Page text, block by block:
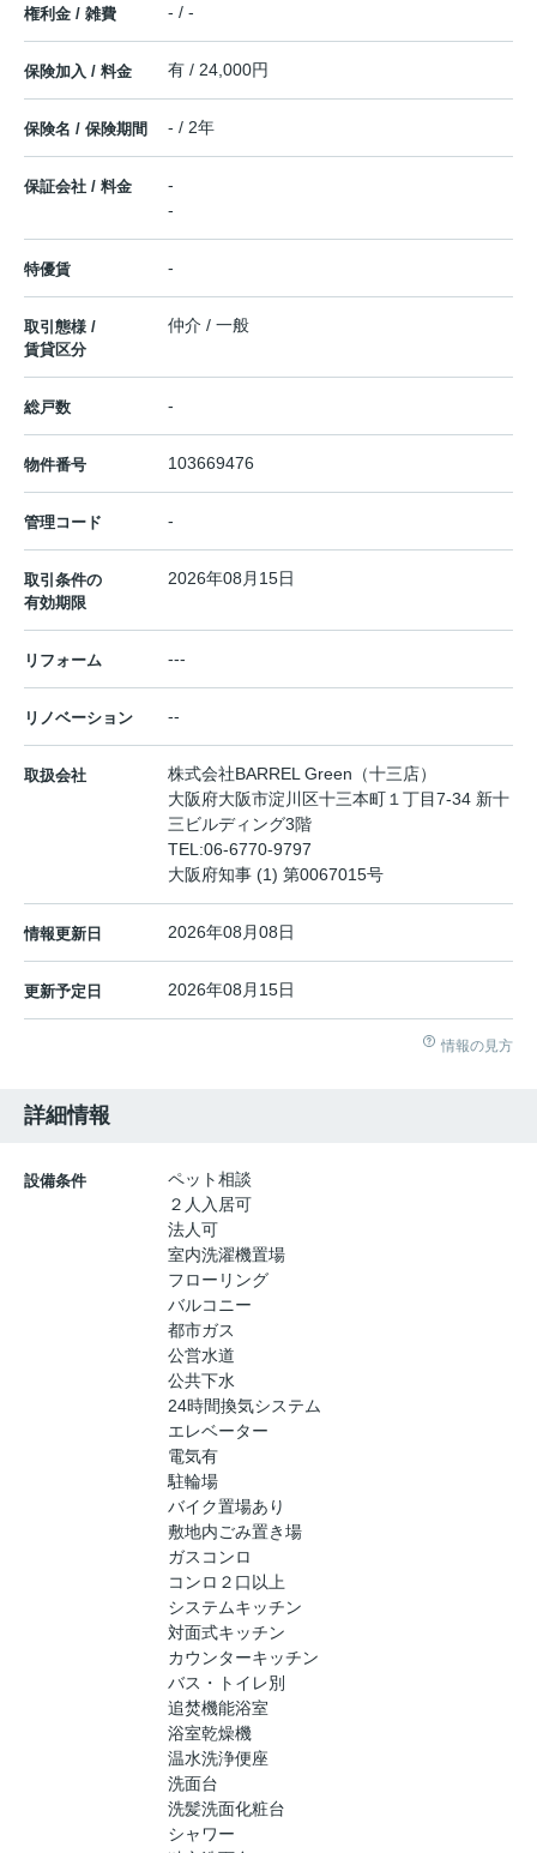
権利金 / 雑費 - / -
保険加入 / 料金 有 / 24,000円
保険名 / 保険期間 - / 2年
保証会社 / 料金
-
-
特優賃 -
取引態様 /
賃貸区分
仲介 / 一般
総戸数 -
物件番号 103669476
管理コード -
取引条件の
有効期限
2026年08月15日
リフォーム ---
リノベーション --
取扱会社
株式会社BARREL Green（十三店）
大阪府大阪市淀川区十三本町１丁目7-34 新十
三ビルディング3階
TEL:06-6770-9797
大阪府知事 (1) 第0067015号
情報更新日 2026年08月08日
更新予定日 2026年08月15日
情報の見方
詳細情報
設備条件
ペット相談
２人入居可
法人可
室内洗濯機置場
フローリング
バルコニー
都市ガス
公営水道
公共下水
24時間換気システム
エレベーター
電気有
駐輪場
バイク置場あり
敷地内ごみ置き場
ガスコンロ
コンロ２口以上
システムキッチン
対面式キッチン
カウンターキッチン
バス・トイレ別
追焚機能浴室
浴室乾燥機
温水洗浄便座
洗面台
洗髪洗面化粧台
シャワー